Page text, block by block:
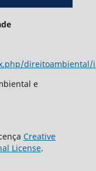
direitoambiental/
e
Creative
License.